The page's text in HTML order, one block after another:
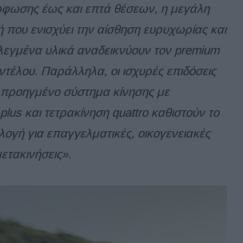
έως και επτά θέσεων, η μεγάλη
ενισχύει την αίσθηση ευρυχωρίας και
υλικά αναδεικνύουν τον premium
Παράλληλα, οι ισχυρές επιδόσεις
σύστημα κίνησης με
και τετρακίνηση quattro καθιστούν το
για επαγγελματικές, οικογενειακές